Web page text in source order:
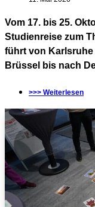
Vom 17. bis 25.
Studienreise zum
führt von
Brüssel bis nach
>>> Weiterlesen